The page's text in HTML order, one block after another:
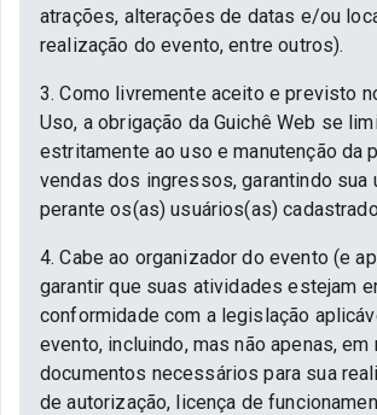
atrações, alterações de datas e/ou
realização do evento, entre outros).
3. Como livremente aceito e previsto
Uso, a obrigação da Guichê Web se
estritamente ao uso e manutenção da
vendas dos ingressos, garantindo sua
perante os(as) usuários(as)
4. Cabe ao organizador do evento (e
garantir que suas atividades estejam
conformidade com a legislação
evento, incluindo, mas não apenas, em
documentos necessários para sua
de autorização, licença de